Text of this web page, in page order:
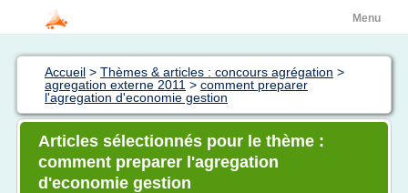
Menu
Accueil > Thèmes & articles : concours agrégation >
agregation externe 2011 > comment preparer
l'agregation d'economie gestion
Articles sélectionnés pour le thème :
comment preparer l'agregation
d'economie gestion